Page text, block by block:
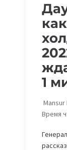
1
Время